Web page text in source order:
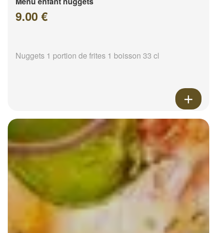
9.00 €
Nuggets 1 portion de frites 1 boisson 33 cl